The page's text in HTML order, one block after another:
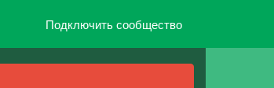
Подключить сообщество